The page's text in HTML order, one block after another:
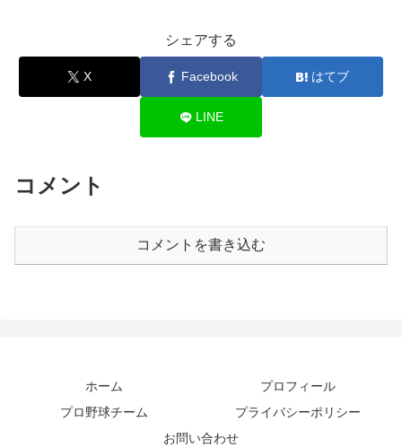
シェアする
X Facebook はてブ
LINE
コメント
コメントを書き込む
ホーム
プロフィール
プロ野球チーム
プライバシーポリシー
お問い合わせ